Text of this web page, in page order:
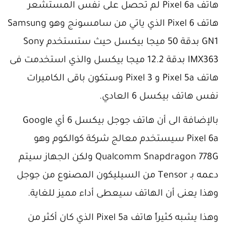
هاتف Pixel 6a لم تحصل على نفس المستشعر
هاتف Pixel 6 الذي ياتي من سامسونج وهو Samsung
GN1 بدقة 50 ميجا بيكسل حيث ستستخدم Sony
IMX363 بدقة 12.2 ميجا بيكسل والذي استخدمت فى
هاتف Pixel 5a و Pixel 3 وستكون باقى الكاميرات
نفس هاتف بيكسل 6 العادي.
بالإضافة الى أن هاتف جوجل بيكسل 6 أي Google
Pixel 6a سيستخدم معالج شركة كوالكوم وهو
Qualcomm Snapdragon 778G ولكن الجهاز سيتم
دعمه بـ Tensor من السيليكون المصنوع من جوجل
وهذا يعنى أن الهاتف سيعطى أداء مميز للغاية.
وهذا يشبه كثيراً هاتف Pixel 5a الذي كان أكثر من